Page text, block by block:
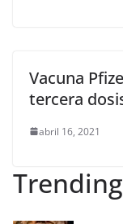
Vacuna
tercera
abril 16, 2021
Trending